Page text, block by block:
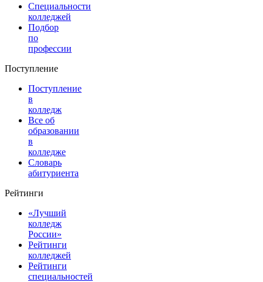
Специальности
колледжей
Подбор
по
профессии
Поступление
Поступление
в
колледж
Все об
образовании
в
колледже
Словарь
абитуриента
Рейтинги
«Лучший
колледж
России»
Рейтинги
колледжей
Рейтинги
специальностей